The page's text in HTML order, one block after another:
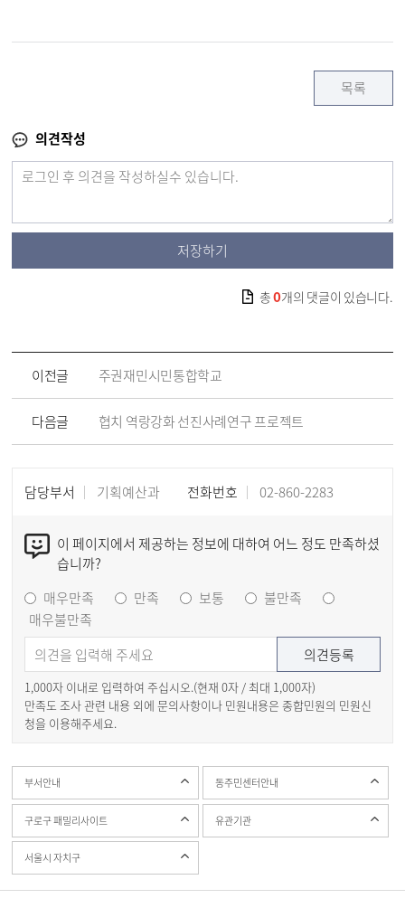
목록
의견작성
저장하기
총0개의 댓글이 있습니다.
이전글 주권재민시민통합학교
다음글 협치 역랑강화 선진사례연구 프로젝트
담당부서 기획예산과 전화번호 02-860-2283
이 페이지에서 제공하는 정보에 대하여 어느 정도 만족하셨
습니까?
매우만족
만족 보통
불만족
매우불만족
1,000자 이내로 입력하여 주십시오.(현재 0자 / 최대 1,000자)
만족도 조사 관련 내용 외에 문의사항이나 민원내용은 종합민원의 민원신
청을 이용해주세요.
부서안내 동주민센터안내
구로구 패밀리사이트 유관기관
서울시 자치구